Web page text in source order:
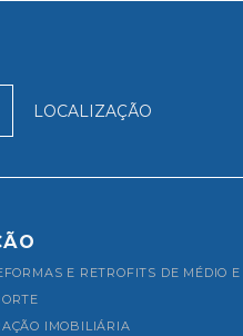
LOCALIZAÇÃO
E RETROFITS DE MÉDIO E
IMOBILIÁRIA